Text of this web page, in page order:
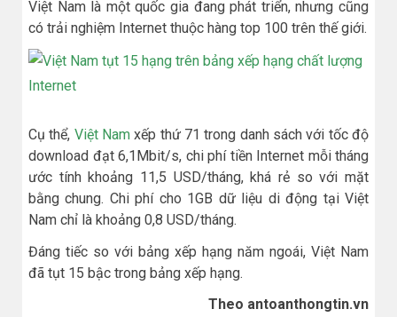
Việt Nam là một quốc gia đang phát triển, nhưng cũng
có trải nghiệm Internet thuộc hàng top 100 trên thế giới.
Cụ thể, Việt Nam xếp thứ 71 trong danh sách với tốc độ
download đạt 6,1Mbit/s, chi phí tiền Internet mỗi tháng
ước tính khoảng 11,5 USD/tháng, khá rẻ so với mặt
bằng chung. Chi phí cho 1GB dữ liệu di động tại Việt
Nam chỉ là khoảng 0,8 USD/tháng.
Đáng tiếc so với bảng xếp hạng năm ngoái, Việt Nam
đã tụt 15 bậc trong bảng xếp hạng.
Theo antoanthongtin.vn